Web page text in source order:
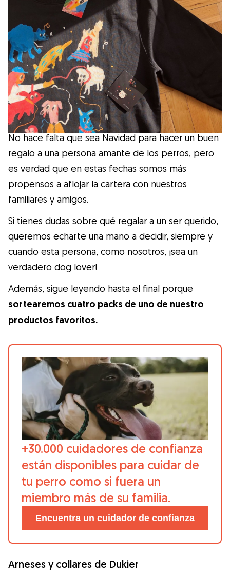
Accesorios
Educación Canina
Más contenido
Razas
Buscar cuidadores
¿Qué es Gudog?
Gudog es la forma más fácil de encontrar y
reservar con el cuidador de perros
perfecto. ¡Miles de cuidadores están
fuera un miembro más de su familia! Todas
las reservas incluyen Cobertura Veterinaria
y cancelación gratuíta
Descubre Gudog
No hace falta que sea Navidad para hacer un buen
regalo a una persona amante de los perros, pero
es verdad que en estas fechas somos más
propensos a aflojar la cartera con nuestros
familiares y amigos.
Si tienes dudas sobre qué regalar a un ser querido,
queremos echarte una mano a decidir, siempre y
cuando esta persona, como nosotros, ¡sea un
verdadero dog lover!
Además, sigue leyendo hasta el final porque
sortearemos cuatro packs de uno de nuestro
productos favoritos.
+30.000 cuidadores de confianza
están disponibles para cuidar de
tu perro como si fuera un
miembro más de su familia.
Encuentra un cuidador de confianza
Arneses y collares de Dukier